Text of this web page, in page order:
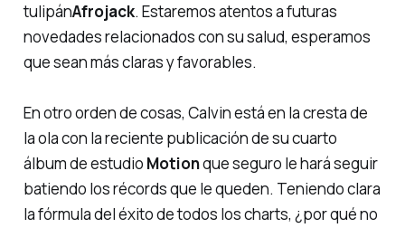
tulipánAfrojack. Estaremos atentos a futuras
novedades relacionados con su salud, esperamos
que sean más claras y favorables.
En otro orden de cosas, Calvin está en la cresta de
la ola con la reciente publicación de su cuarto
álbum de estudio Motionque seguro le hará seguir
batiendo los récords que le queden. Teniendo clara
la fórmula del éxito de todos loscharts, ¿por qué no